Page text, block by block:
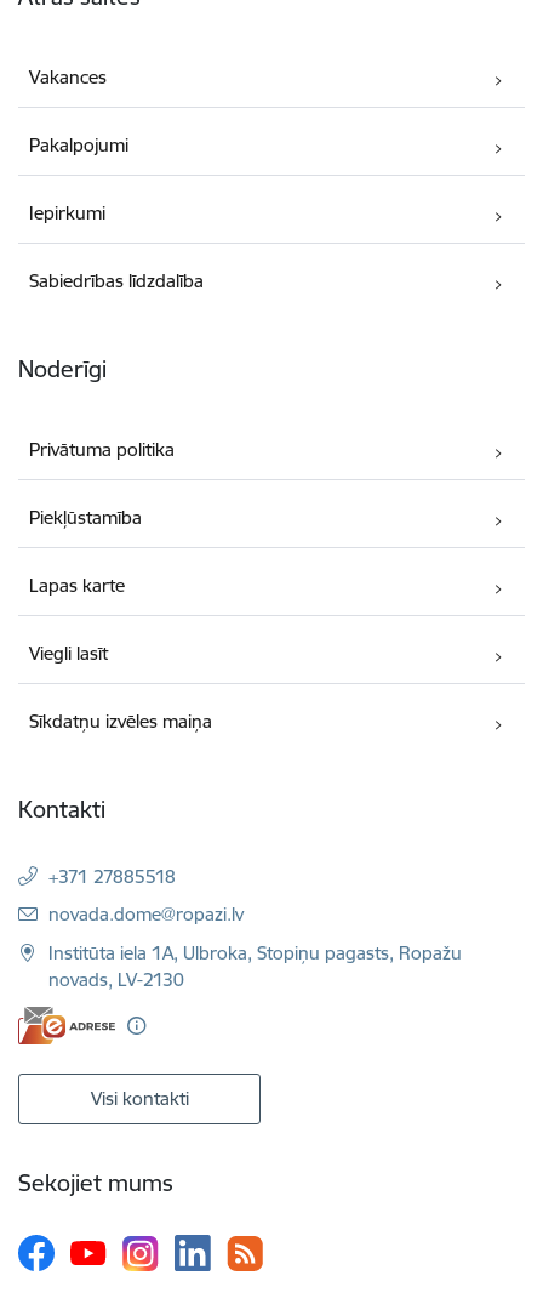
Vakances
Pakalpojumi
Iepirkumi
Sabiedrības līdzdalība
Noderīgi
Privātuma politika
Piekļūstamība
Lapas karte
Viegli lasīt
Sīkdatņu izvēles maiņa
Kontakti
+371 27885518
E-pasts:
novada.dome@ropazi.lv
Institūta iela 1A, Ulbroka, Stopiņu pagasts, Ropažu
novads, LV-2130
Visi kontakti
Sekojiet mums